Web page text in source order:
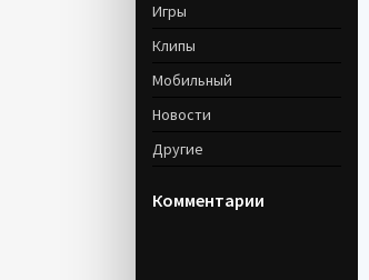
Игры
Клипы
Мобильный
Новости
Другие
Комментарии